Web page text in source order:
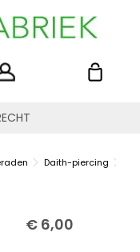
Daith-piercing
€ 6,00